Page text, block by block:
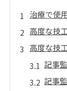
治療で使
高度な技
高度な技
記事
記事